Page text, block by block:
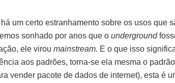
um certo estranhamento sobre os usos que
sonhado por anos que o underground
ele virou mainstream. E o que isso
aos padrões, torna-se ela mesma o
vender pacote de dados de internet), esta é